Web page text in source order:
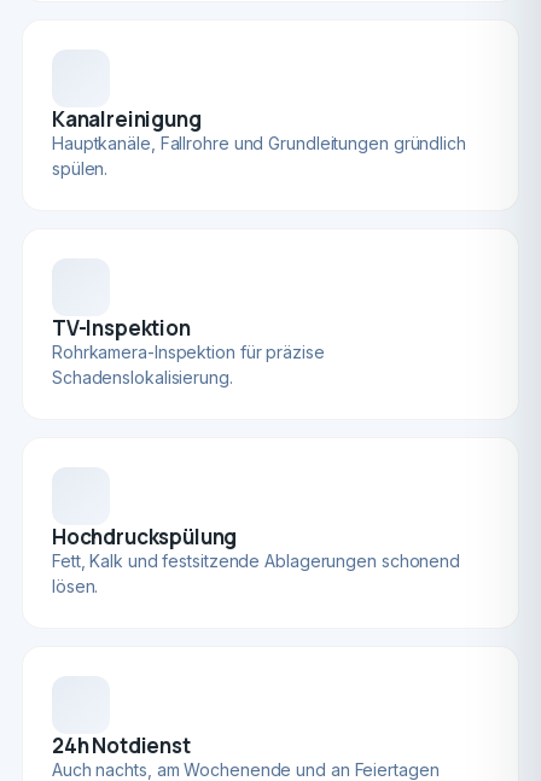
Kanalreinigung
Hauptkanäle, Fallrohre und Grundleitungen gründlich
spülen.
TV-Inspektion
Rohrkamera-Inspektion für präzise
Schadenslokalisierung.
Hochdruckspülung
Fett, Kalk und festsitzende Ablagerungen schonend
lösen.
24h Notdienst
Auch nachts, am Wochenende und an Feiertagen